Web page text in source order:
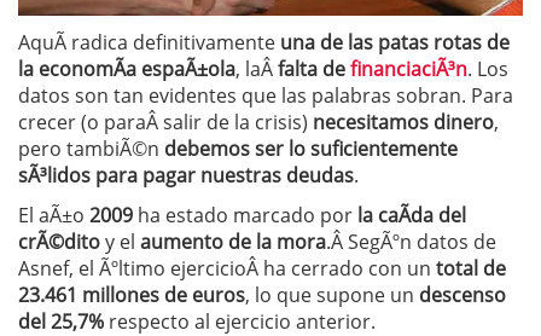
AquÃ­ radica definitivamente una de las patas rotas de
la economÃ­a espaÃ±ola, laÂfalta definanciaciÃ³n. Los
datos son tan evidentes que las palabras sobran. Para
crecer (o paraÂ salir de la crisis) necesitamos dinero,
pero tambiÃ©n debemos ser lo suficientemente
sÃ³lidos para pagar nuestras deudas.
El aÃ±o 2009 ha estado marcado por la caÃ­da del
crÃ©ditoy el aumento de la mora.Â SegÃºn datos de
Asnef, el Ãºltimo ejercicioÂ ha cerrado con un total de
23.461 millones de euros, lo que supone un descenso
del 25,7% respecto al ejercicio anterior.